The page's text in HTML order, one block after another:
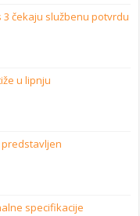
3 čekaju službenu potvrdu
u lipnju
predstavljen
specifikacije